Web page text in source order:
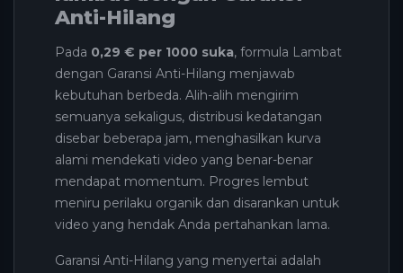
Anti-Hilang
Pada 0,29 € per 1000 suka, formula Lambat
dengan Garansi Anti-Hilang menjawab
kebutuhan berbeda. Alih-alih mengirim
semuanya sekaligus, distribusi kedatangan
disebar beberapa jam, menghasilkan kurva
alami mendekati video yang benar-benar
mendapat momentum. Progres lembut
meniru perilaku organik dan disarankan untuk
video yang hendak Anda pertahankan lama.
Garansi Anti-Hilang yang menyertai adalah